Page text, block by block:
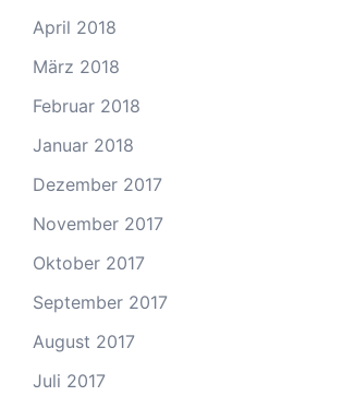
April 2018
März 2018
Februar 2018
Januar 2018
Dezember 2017
November 2017
Oktober 2017
September 2017
August 2017
Juli 2017